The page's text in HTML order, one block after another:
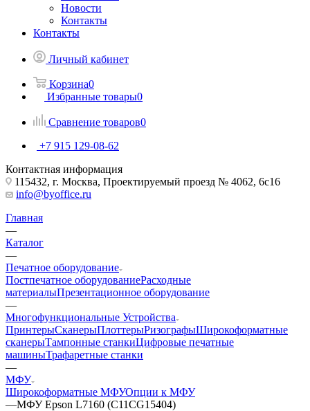
Новости
Контакты
Контакты
Личный кабинет
Корзина0
Избранные товары0
Сравнение товаров0
+7 915 129-08-62
Контактная информация
115432, г. Москва, Проектируемый проезд № 4062, 6с16
info@byoffice.ru
Главная
—
Каталог
—
Печатное оборудование
Постпечатное оборудованиеРасходные
материалыПрезентационное оборудование
—
Многофункциональные Устройства
ПринтерыСканерыПлоттерыРизографыШирокоформатные
сканерыТампонные станкиЦифровые печатные
машиныТрафаретные станки
—
МФУ
Широкоформатные МФУОпции к МФУ
—МФУ Epson L7160 (C11CG15404)